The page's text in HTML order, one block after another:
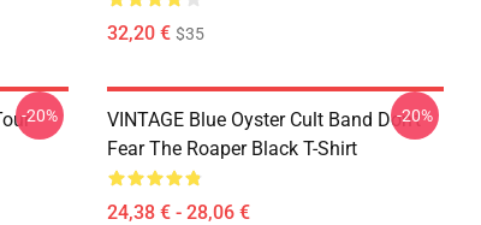
32,20 € $35
-20%
VINTAGE Blue Oyster Cult Band Don't
Fear The Roaper Black T-Shirt
24,38 € - 28,06 €
-20%